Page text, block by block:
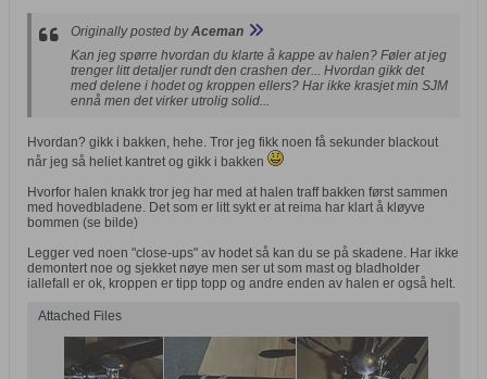
Originally posted byAceman
Kan jeg spørre hvordan du klarte å kappe av halen? Føler at jeg
trenger litt detaljer rundt den crashen der... Hvordan gikk det
med delene i hodet og kroppen ellers? Har ikke krasjet min SJM
ennå men det virker utrolig solid...
Hvordan? gikk i bakken, hehe. Tror jeg fikk noen få sekunder blackout
når jeg så heliet kantret og gikk i bakken
Hvorfor halen knakk tror jeg har med at halen traff bakken først sammen
med hovedbladene. Det som er litt sykt er at reima har klart å kløyve
bommen (se bilde)
Legger ved noen "close-ups" av hodet så kan du se på skadene. Har ikke
demontert noe og sjekket nøye men ser ut som mast og bladholder
iallefall er ok, kroppen er tipp topp og andre enden av halen er også helt.
Attached Files